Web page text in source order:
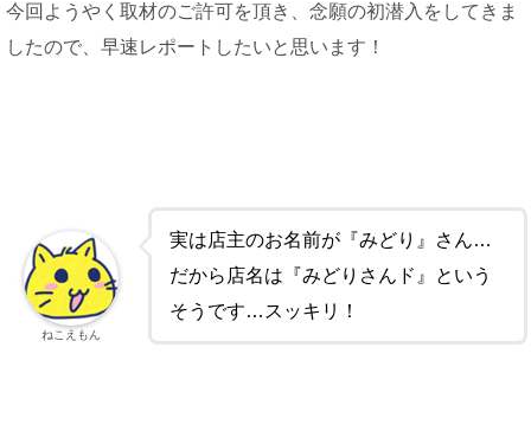
今回ようやく取材のご許可を頂き、念願の初潜入をしてきま
したので、早速レポートしたいと思います！
実は店主のお名前が『みどり』さん…
だから店名は『みどりさんド』という
そうです…スッキリ！
ねこえもん